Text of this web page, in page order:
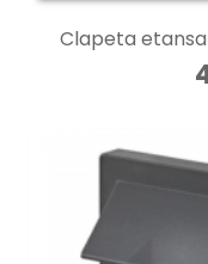
Clapeta etansa